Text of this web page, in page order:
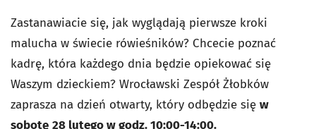
Zastanawiacie się, jak wyglądają pierwsze kroki
malucha w świecie rówieśników? Chcecie poznać
kadrę, która każdego dnia będzie opiekować się
Waszym dzieckiem? Wrocławski Zespół Żłobków
zaprasza na dzień otwarty, który odbędzie się w
sobotę 28 lutego w godz. 10:00-14:00.